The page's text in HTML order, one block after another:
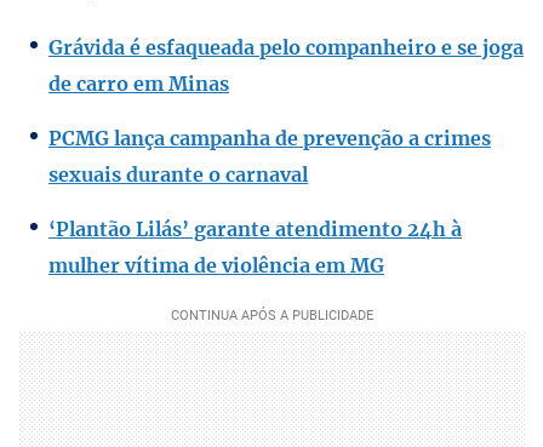
Grávida é esfaqueada pelo companheiro e se joga
de carro em Minas
PCMG lança campanha de prevenção a crimes
sexuais durante o carnaval
‘Plantão Lilás’ garante atendimento 24h à
mulher vítima de violência em MG